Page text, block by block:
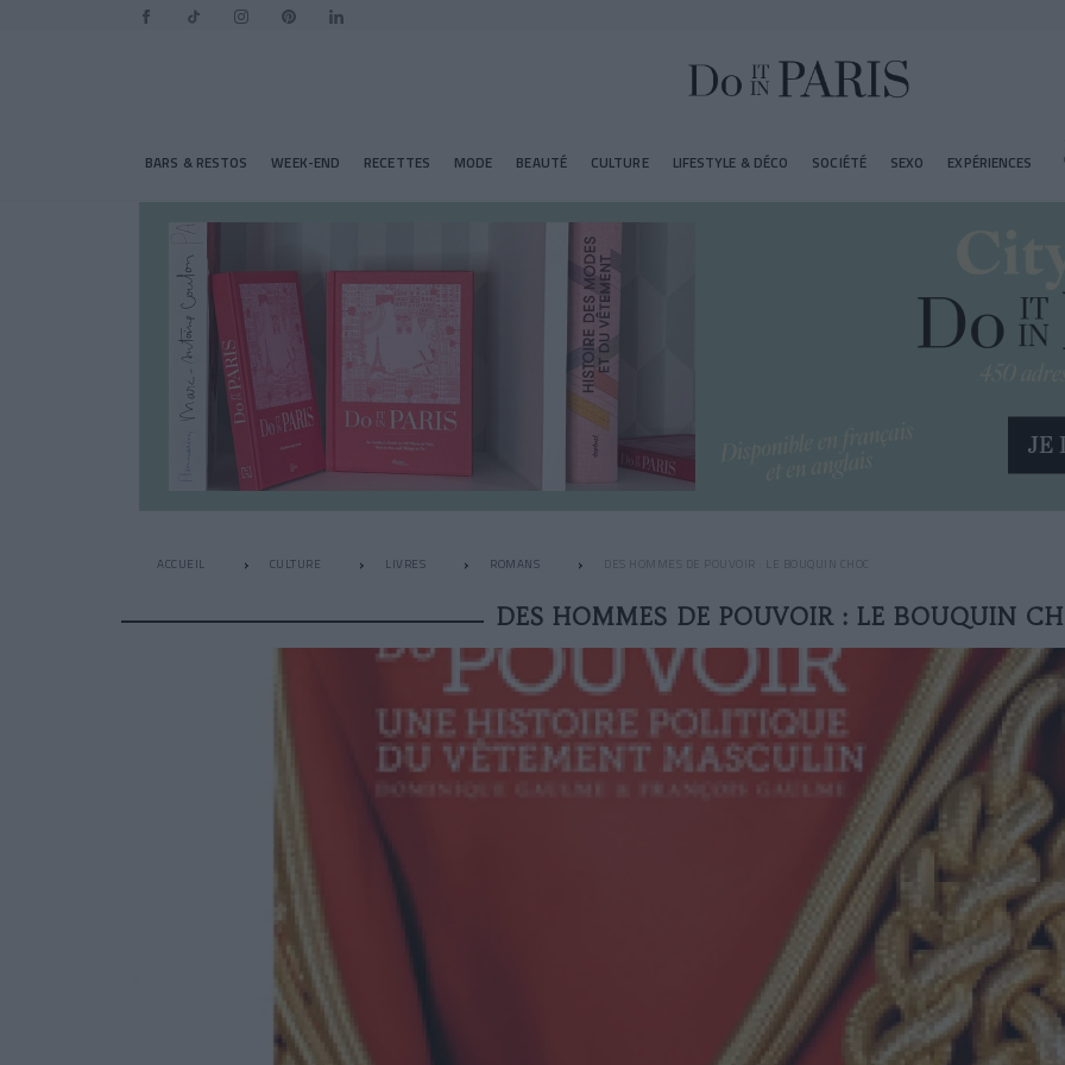
BARS & RESTOS WEEK-END RECETTES MODE BEAUTÉ CULTURE LIFESTYLE & DÉCO SOCIÉTÉ SEXO EXPÉRIENCES
ACCUEIL CULTURE LIVRES ROMANS DES HOMMES DE POUVOIR : LE BOUQUIN CHOC
DES HOMMES DE POUVOIR : LE BOUQUIN